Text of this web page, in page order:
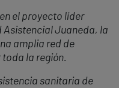
el proyecto líder
Asistencial Juaneda, la
amplia red de
la región.
sanitaria de